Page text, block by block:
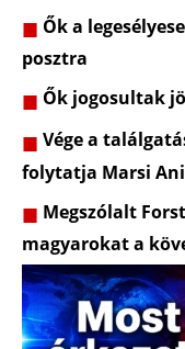
Ők a
posztra
Ők jogosultak
Vége a
folytatja Marsi
Megszólalt
magyarokat a